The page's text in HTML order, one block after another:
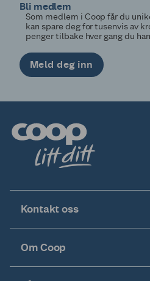
Bli medlem
Som medlem i Coop får du
kan spare deg for tusenvis av
penger tilbake hver gang du
Meld deg inn
Kontakt oss
Om Coop